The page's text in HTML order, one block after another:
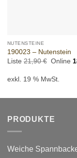
NUTENSTEINE
190023 – Nutenstein
Liste 21,90€
21,90 €
Online
exkl. 19 % MwSt.
PRODUKTE
Weiche